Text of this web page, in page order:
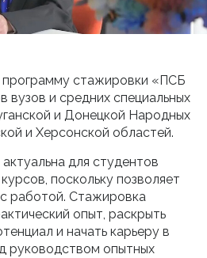
стажировки «ПСБ
вузов и средних специальных
и Донецкой Народных
и Херсонской областей.
для студентов
поскольку позволяет
работой. Стажировка
опыт, раскрыть
и начать карьеру в
руководством опытных